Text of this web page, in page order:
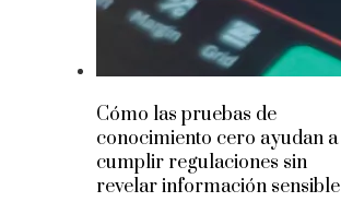
Cómo las pruebas de
conocimiento cero ayudan a
cumplir regulaciones sin
revelar información sensible